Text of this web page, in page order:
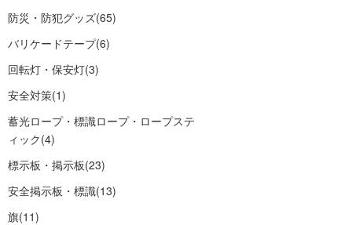
防災・防犯グッズ(65)
バリケードテープ(6)
回転灯・保安灯(3)
安全対策(1)
蓄光ロープ・標識ロープ・ロープステ
ィック(4)
標示板・掲示板(23)
安全掲示板・標識(13)
旗(11)